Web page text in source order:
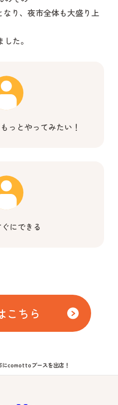
なり、夜市全体も大盛り上
た。
っとやってみたい！
にできる
こちら
にcomottoブースを出店！